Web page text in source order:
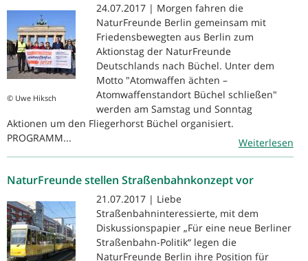
© Uwe Hiksch
24.07.2017 | Morgen fahren die
NaturFreunde Berlin gemeinsam mit
Friedensbewegten aus Berlin zum
Aktionstag der NaturFreunde
Deutschlands nach Büchel. Unter dem
Motto "Atomwaffen ächten –
Atomwaffenstandort Büchel schließen"
werden am Samstag und Sonntag
Aktionen um den Fliegerhorst Büchel organisiert.
PROGRAMM...
Weiterlesen
NaturFreunde stellen Straßenbahnkonzept vor
21.07.2017 | Liebe
Straßenbahninteressierte, mit dem
Diskussionspapier „Für eine neue Berliner
Straßenbahn-Politik“ legen die
NaturFreunde Berlin ihre Position für